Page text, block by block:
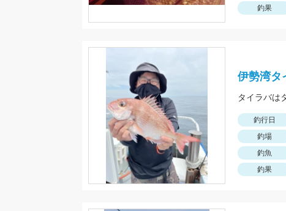
釣果
伊勢湾
釣行日
釣場
釣魚
釣果